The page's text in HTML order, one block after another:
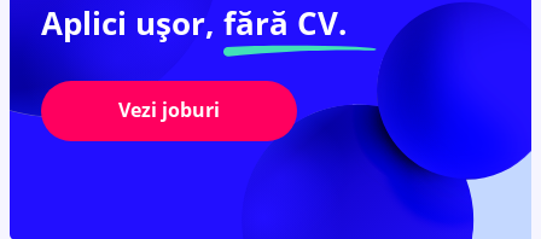
Aplici ușor, fără CV.
Vezi joburi